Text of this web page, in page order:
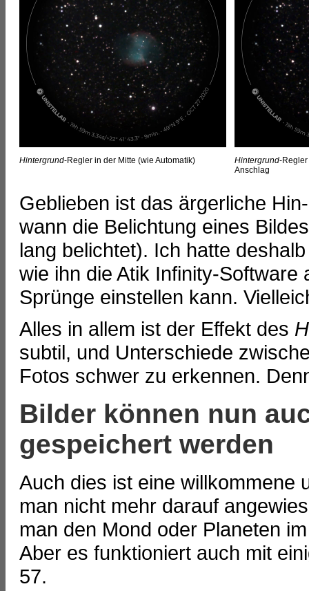
Hintergrund-Regler in der Mitte (wie Automatik) Hintergrund-
Anschlag
Geblieben ist das ärgerliche
wann die Belichtung eines
lang belichtet). Ich hatte
wie ihn die Atik Infinity-
Sprünge einstellen kann.
Alles in allem ist der Effekt des
subtil, und Unterschiede
Fotos schwer zu erkennen.
Bilder können nun
gespeichert werden
Auch dies ist eine willkommene
man nicht mehr darauf
man den Mond oder Planeten im
Aber es funktioniert auch mit
57.